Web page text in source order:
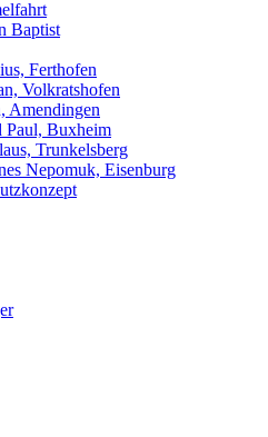
Baptist
Ferthofen
Volkratshofen
Amendingen
Paul, Buxheim
Trunkelsberg
Nepomuk, Eisenburg